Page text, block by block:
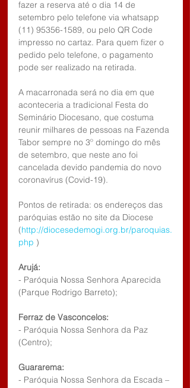
fazer a reserva até o dia 14 de
setembro pelo telefone via whatsapp
(11) 95356-1589, ou pelo QR Code
impresso no cartaz. Para quem fizer o
pedido pelo telefone, o pagamento
pode ser realizado na retirada.
A macarronada será no dia em que
aconteceria a tradicional Festa do
Seminário Diocesano, que costuma
reunir milhares de pessoas na Fazenda
Tabor sempre no 3º domingo do mês
de setembro, que neste ano foi
cancelada devido pandemia do novo
coronavírus (Covid-19).
Pontos de retirada: os endereços das
paróquias estão no site da Diocese
(http://diocesedemogi.org.br/paroquias.
php )
Arujá:
- Paróquia Nossa Senhora Aparecida
(Parque Rodrigo Barreto);
Ferraz de Vasconcelos:
- Paróquia Nossa Senhora da Paz
(Centro);
Guararema:
- Paróquia Nossa Senhora da Escada –